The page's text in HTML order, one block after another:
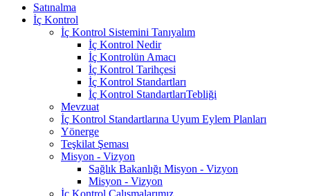
Satınalma
İç Kontrol
İç Kontrol Sistemini Tanıyalım
İç Kontrol Nedir
İç Kontrolün Amacı
İç Kontrol Tarihçesi
İç Kontrol Standartları
İç Kontrol StandartlarıTebliği
Mevzuat
İç Kontrol Standartlarına Uyum Eylem Planları
Yönerge
Teşkilat Şeması
Misyon - Vizyon
Sağlık Bakanlığı Misyon - Vizyon
Misyon - Vizyon
İç Kontrol Çalışmalarımız